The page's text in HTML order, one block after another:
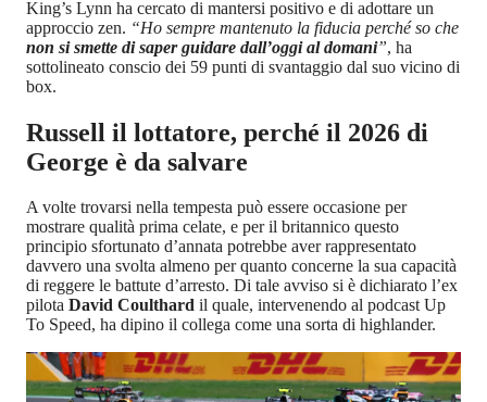
King’s Lynn ha cercato di mantersi positivo e di adottare un
approccio zen. “Ho sempre mantenuto la fiducia perché so che
non si smette di saper guidare dall’oggi al domani”, ha
sottolineato conscio dei 59 punti di svantaggio dal suo vicino di
box.
Russell il lottatore, perché il 2026 di
George è da salvare
A volte trovarsi nella tempesta può essere occasione per
mostrare qualità prima celate, e per il britannico questo
principio sfortunato d’annata potrebbe aver rappresentato
davvero una svolta almeno per quanto concerne la sua capacità
di reggere le battute d’arresto. Di tale avviso si è dichiarato l’ex
pilota David Coulthard il quale, intervenendo al podcast Up
To Speed, ha dipino il collega come una sorta di highlander.